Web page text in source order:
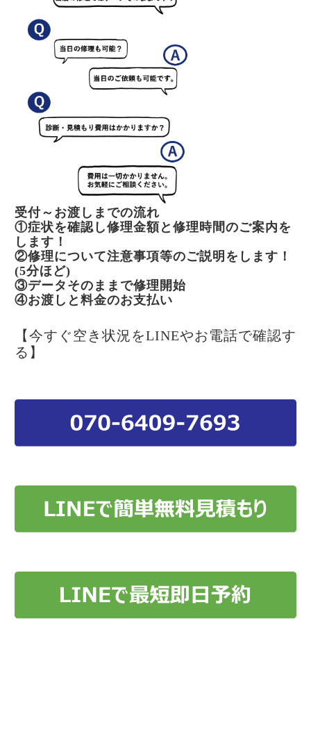
受付～お渡しまでの流れ
①症状を確認し修理金額と修理時間のご案内を
します！
②修理について注意事項等のご説明をします！
(5分ほど)
③データそのままで修理開始
④お渡しと料金のお支払い
【今すぐ空き状況をLINEやお電話で確認す
る】